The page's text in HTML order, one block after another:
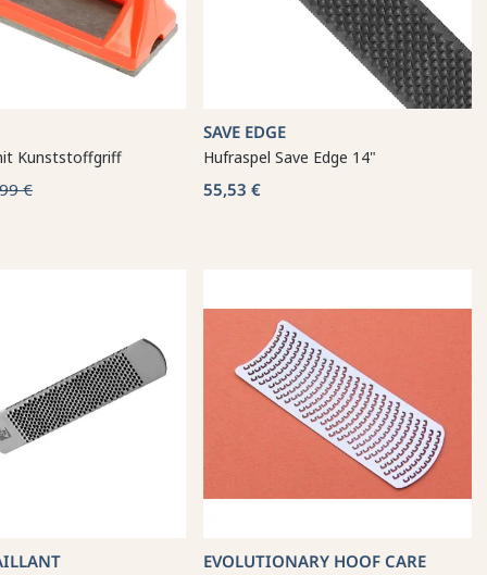
Kunststoffgriff
€
SAVE EDGE
Hufraspel Save Edge 14"
55,53 €
EVOLUTIONARY HOOF CARE